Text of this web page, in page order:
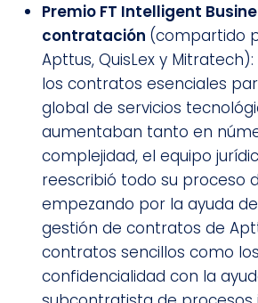
Premio FT Intelligent
contratación (compartido
Apttus, QuisLex y
los contratos esenciales
global de servicios
aumentaban tanto en
complejidad, el equipo
reescribió todo su proceso
empezando por la ayuda
gestión de contratos de
contratos sencillos como
confidencialidad con la